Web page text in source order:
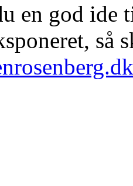
en god ide
så